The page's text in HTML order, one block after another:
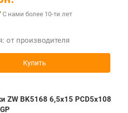
С нами более 10-ти лет
от производителя
Купить
ZW BK5168 6,5x15 PCD5x108